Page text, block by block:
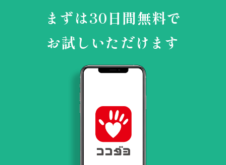
まずは30日間無料で
お試しいただけます